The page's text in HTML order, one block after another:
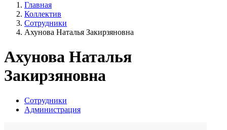
Главная
Коллектив
Сотрудники
Ахунова Наталья Закирзяновна
Ахунова Наталья
Закирзяновна
Сотрудники
Администрация